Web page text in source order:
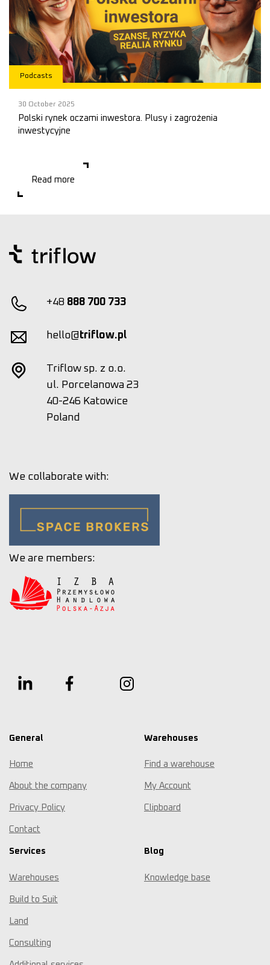
Podcasts
30 October 2025
Polski rynek oczami inwestora. Plusy i zagrożenia
inwestycyjne
nowej inwestycji? Jakie są plusy i z
Read more
+48 888 700 733
hello@triflow.pl
Triflow sp. z o.o.
ul. Porcelanowa 23
40-246 Katowice
Poland
We collaborate with:
We are members:
General
Home
About the company
Privacy Policy
Contact
Warehouses
Find a warehouse
My Account
Clipboard
Services
Warehouses
Build to Suit
Land
Consulting
Blog
Knowledge base